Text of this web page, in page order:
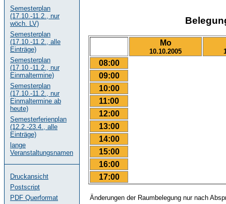
Semesterplan
(17.10.-11.2., nur
wöch. LV)
Semesterplan
(17.10.-11.2., alle
Einträge)
Semesterplan
(17.10.-11.2., nur
Einmaltermine)
Semesterplan
(17.10.-11.2., nur
Einmaltermine ab
heute)
Semesterferienplan
(12.2.-23.4., alle
Einträge)
lange
Veranstaltungsnamen
Druckansicht
Postscript
PDF Querformat
Mo
10.10.2005
08:00
09:00
10:00
11:00
12:00
13:00
14:00
15:00
16:00
17:00
Änderungen der Raumbelegung nur nach